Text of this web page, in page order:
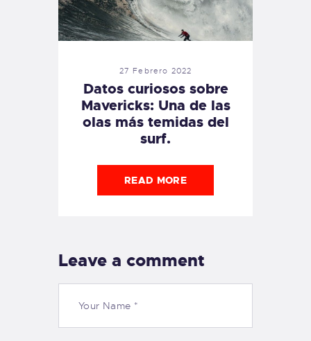
27 Febrero 2022
Datos curiosos sobre
Mavericks: Una de las
olas más temidas del
surf.
READ MORE
Leave a comment